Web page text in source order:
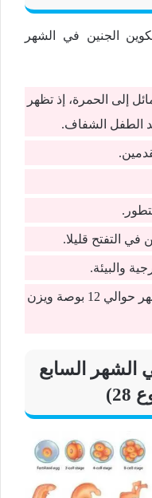
الجنين في الشهر
إلى الحمرة، إذ تظهر
الطفل الشفاف.
في التفتح قليلا.
والبيئة.
يبلغ طول الجنين عند نهاية الشهر حوالي 12 بوصة ويزن
الشهر السابع